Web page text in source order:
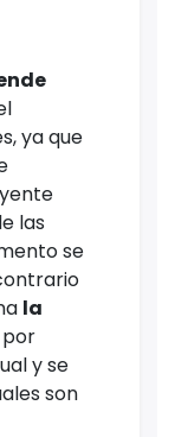
ya que
las
se
la
y se
son